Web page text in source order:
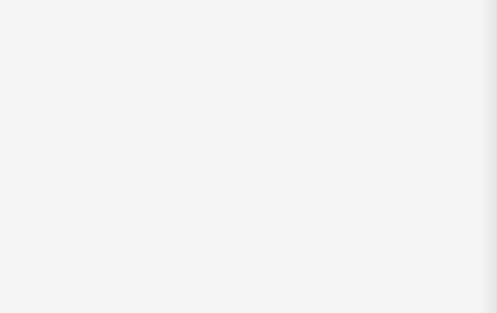
vừa an toàn vừa mang đến hiệu quả hỗ trợ xương khớp bền